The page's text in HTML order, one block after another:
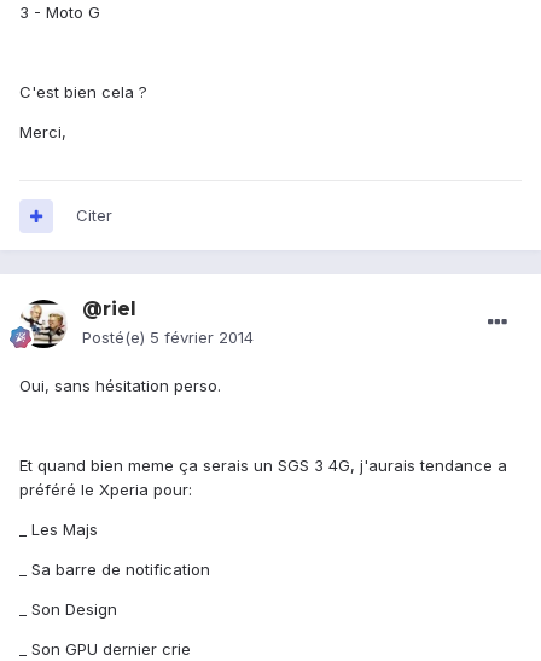
3 - Moto G
C'est bien cela ?
Merci,
Citer
@riel
Posté(e) 5 février 2014
Oui, sans hésitation perso.
Et quand bien meme ça serais un SGS 3 4G, j'aurais tendance a
préféré le Xperia pour:
_ Les Majs
_ Sa barre de notification
_ Son Design
_ Son GPU dernier crie